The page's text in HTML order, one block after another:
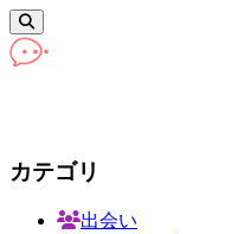
カテゴリ
出会い